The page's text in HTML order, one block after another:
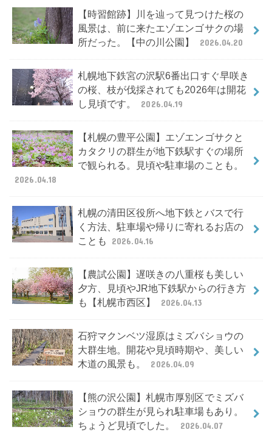
【時習館跡】川を辿って見つけた桜の
風景は、前に来たエゾエンゴサクの場
所だった。【中の川公園】
2026.04.20
札幌地下鉄宮の沢駅6番出口すぐ早咲き
の桜、枝が伐採されても2026年は開花
し見頃です。
2026.04.19
【札幌の豊平公園】エゾエンゴサクと
カタクリの群生が地下鉄駅すぐの場所
で観られる。見頃や駐車場のことも。
2026.04.18
札幌の清田区役所へ地下鉄とバスで行
く方法、駐車場や帰りに寄れるお店の
ことも
2026.04.16
【農試公園】遅咲きの八重桜も美しい
夕方、見頃やJR地下鉄駅からの行き方
も【札幌市西区】
2026.04.13
石狩マクンベツ湿原はミズバショウの
大群生地。開花や見頃時期や、美しい
木道の風景も。
2026.04.09
【熊の沢公園】札幌市厚別区でミズバ
ショウの群生が見られ駐車場もあり。
ちょうど見頃でした。
2026.04.07